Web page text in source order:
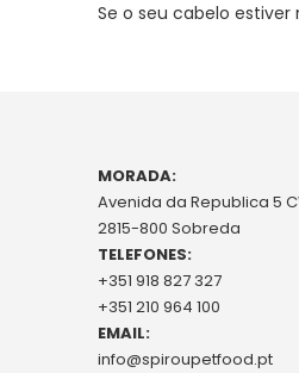
Se o seu cabelo
MORADA:
Avenida da Republica 5
2815-800 Sobreda
TELEFONES:
+351 918 827 327
+351 210 964 100
EMAIL:
info@spiroupetfood.pt